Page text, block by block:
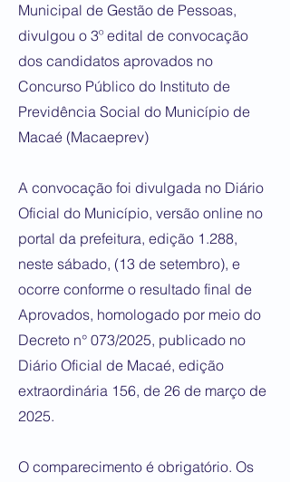
Municipal de Gestão de Pessoas,
divulgou o 3º edital de convocação
dos candidatos aprovados no
Concurso Público do Instituto de
Previdência Social do Município de
Macaé (Macaeprev)
A convocação foi divulgada no Diário
Oficial do Município, versão online no
portal da prefeitura, edição 1.288,
neste sábado, (13 de setembro), e
ocorre conforme o resultado final de
Aprovados, homologado por meio do
Decreto n° 073/2025, publicado no
Diário Oficial de Macaé, edição
extraordinária 156, de 26 de março de
2025.
O comparecimento é obrigatório. Os